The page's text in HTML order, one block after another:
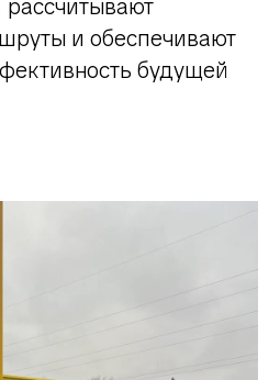
рассчитывают
и обеспечивают
будущей